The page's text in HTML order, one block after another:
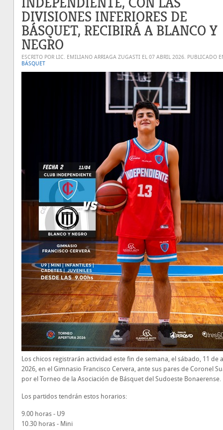
DIVISIONES INFERIORES DE
BÁSQUET, RECIBIRÁ A BLANCO Y
NEGRO
ESCRITO POR LIC. EMILIANO ARRIAGA ZUGASTI EL 07 ABRIL 2026. PUBLICADO
BÁSQUET
Los chicos registrarán actividad este fin de semana, el sábado, 11 de
2026, en el Gimnasio Francisco Cervera, ante sus pares de Coronel
por el Torneo de la Asociación de Básquet del Sudoeste Bonaerense.
Los partidos tendrán estos horarios:
9.00 horas - U9
10.30 horas - Mini